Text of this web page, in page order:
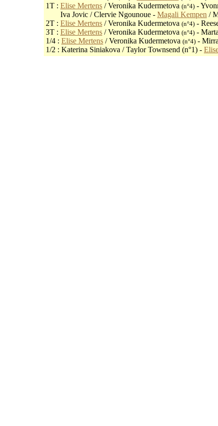
1T :Elise Mertens / Veronika Kudermetova(n°4) -
1T :Iva Jovic / Clervie Ngounoue -Magali Kempen /
2T :Elise Mertens / Veronika Kudermetova(n°4) -
3T :Elise Mertens / Veronika Kudermetova(n°4) -
1/4 :Elise Mertens / Veronika Kudermetova(n°4) -
1/2 : Katerina Siniakova / Taylor Townsend (n°1) -